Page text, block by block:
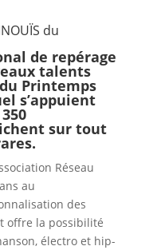
du
de repérage
talents
Printemps
s’appuient
sur tout
Réseau
au
des
offre la possibilité
électro et hip-